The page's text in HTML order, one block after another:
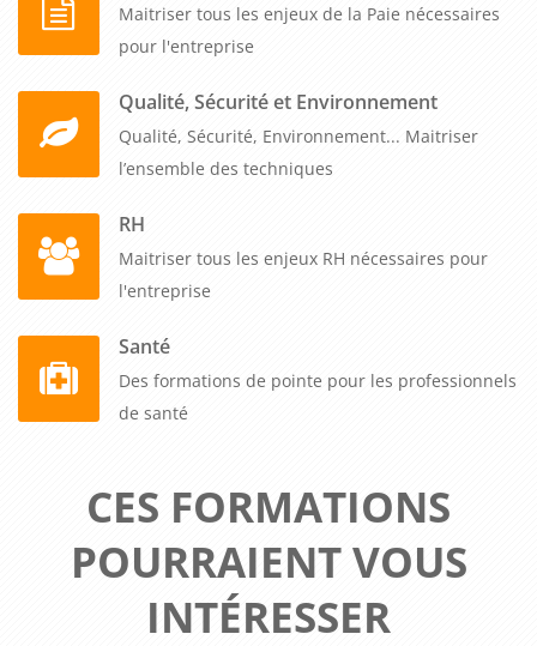
Maitriser tous les enjeux de la Paie nécessaires
pour l'entreprise
Qualité, Sécurité et Environnement
Qualité, Sécurité, Environnement... Maitriser
l’ensemble des techniques
RH
Maitriser tous les enjeux RH nécessaires pour
l'entreprise
Santé
Des formations de pointe pour les professionnels
de santé
CES FORMATIONS
POURRAIENT VOUS
INTÉRESSER